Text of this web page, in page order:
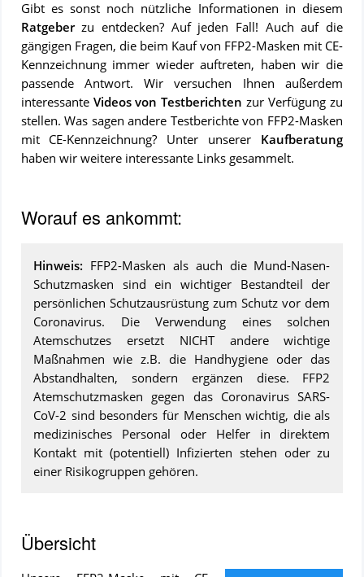
Gibt es sonst noch nützliche Informationen in diesem
Ratgeberzu entdecken? Auf jeden Fall! Auch auf die
gängigen Fragen, die beim Kauf von FFP2-Masken mit CE-
Kennzeichnung immer wieder auftreten, haben wir die
passende Antwort. Wir versuchen Ihnen außerdem
interessante Videos von Testberichten zur Verfügung zu
stellen. Was sagen andere Testberichte von FFP2-Masken
mit CE-Kennzeichnung? Unter unserer Kaufberatung
haben wir weitere interessante Links gesammelt.
Worauf es ankommt:
Hinweis: FFP2-Masken als auch die Mund-Nasen-
Schutzmasken sind ein wichtiger Bestandteil der
persönlichen Schutzausrüstung zum Schutz vor dem
Coronavirus. Die Verwendung eines solchen
Atemschutzes ersetzt NICHT andere wichtige
Maßnahmen wie z.B. die Handhygiene oder das
Abstandhalten, sondern ergänzen diese. FFP2
Atemschutzmasken gegen das Coronavirus SARS-
CoV-2 sind besonders für Menschen wichtig, die als
medizinisches Personal oder Helfer in direktem
Kontakt mit (potentiell) Infizierten stehen oder zu
einer Risikogruppen gehören.
Übersicht